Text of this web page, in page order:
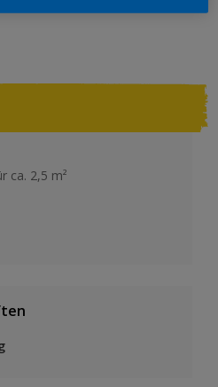
ca. 2,5 m²